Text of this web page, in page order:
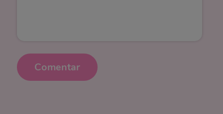
Comentar